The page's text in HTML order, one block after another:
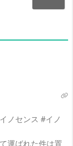
ノセンス #イノ
運ばれた件は置